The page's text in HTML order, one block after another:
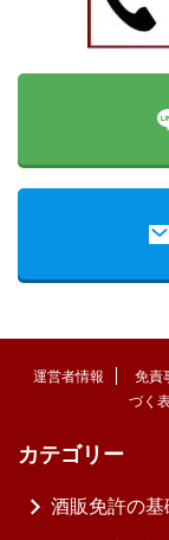
運営者情報 免責
づく
カテゴリー
酒販免許の